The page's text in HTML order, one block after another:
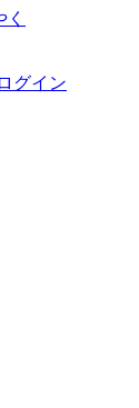
ログイン